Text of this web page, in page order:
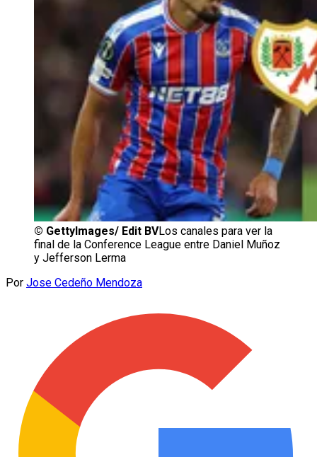
© GettyImages/ Edit BVLos canales para ver la
final de la Conference League entre Daniel Muñoz
y Jefferson Lerma
Por Jose Cedeño Mendoza